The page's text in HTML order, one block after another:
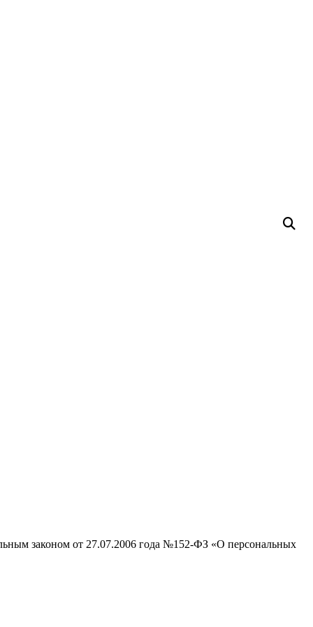
законом от 27.07.2006 года №152-ФЗ «О персональных